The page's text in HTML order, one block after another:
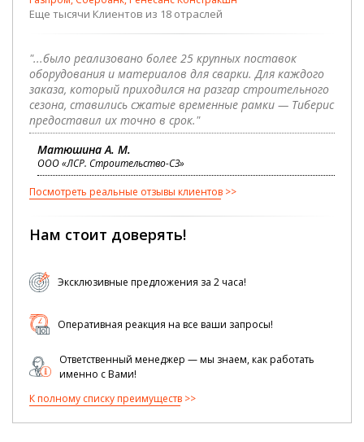
Еще тысячи Клиентов из 18 отраслей
"...было реализовано более 25 крупных поставок
оборудования и материалов для сварки. Для каждого
заказа, который приходился на разгар строительного
сезона, ставились сжатые временные рамки — Тиберис
предоставил их точно в срок."
Матюшина А. М.
ООО «ЛСР. Строительство-СЗ»
Посмотреть реальные отзывы клиентов
Нам стоит доверять!
Эксклюзивные предложения за 2 часа!
Оперативная реакция на все ваши запросы!
Ответственный менеджер — мы знаем, как работать
именно с Вами!
К полному списку преимуществ